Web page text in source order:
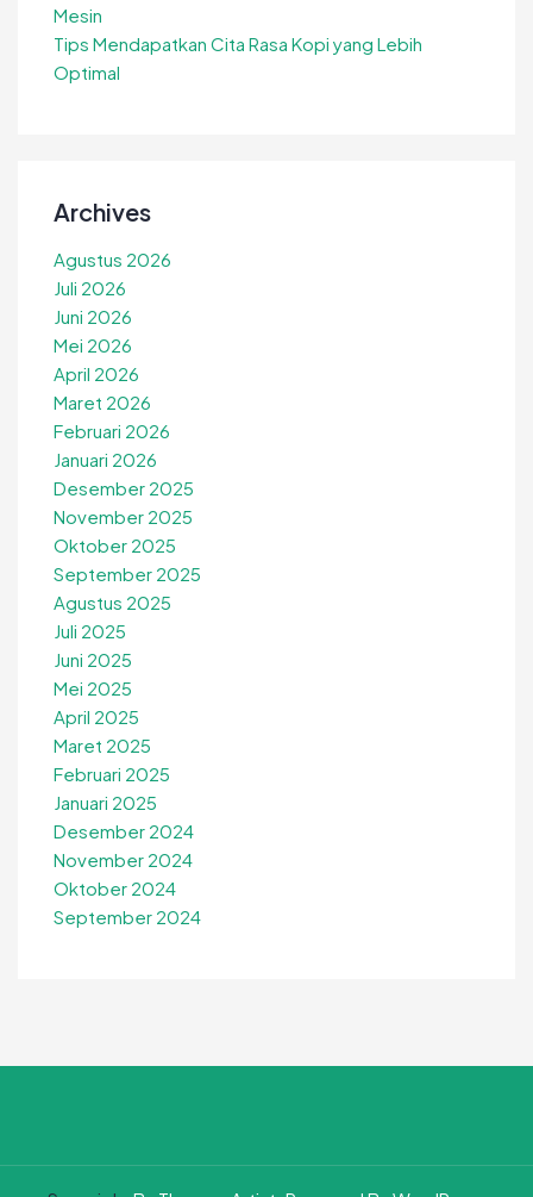
Mesin
Tips Mendapatkan Cita Rasa Kopi yang Lebih
Optimal
Archives
Agustus 2026
Juli 2026
Juni 2026
Mei 2026
April 2026
Maret 2026
Februari 2026
Januari 2026
Desember 2025
November 2025
Oktober 2025
September 2025
Agustus 2025
Juli 2025
Juni 2025
Mei 2025
April 2025
Maret 2025
Februari 2025
Januari 2025
Desember 2024
November 2024
Oktober 2024
September 2024